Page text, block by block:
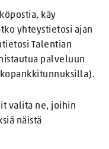
käy
yhteystietosi ajan
Talentian
palveluun
valita ne, joihin
näistä